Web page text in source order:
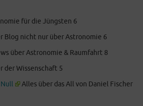
für die Jüngsten 6
Blog nicht nur über Astronomie 6
über Astronomie & Raumfahrt 8
der Wissenschaft 5
Alles über das All von Daniel Fischer